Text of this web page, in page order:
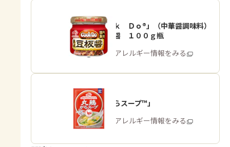
「Ｃｏｏｋ Ｄｏ®」（中華醤調味料）
熟成豆板醤 １００ｇ瓶
商品・アレルギー情報をみる
「丸鶏がらスープ™」
商品・アレルギー情報をみる